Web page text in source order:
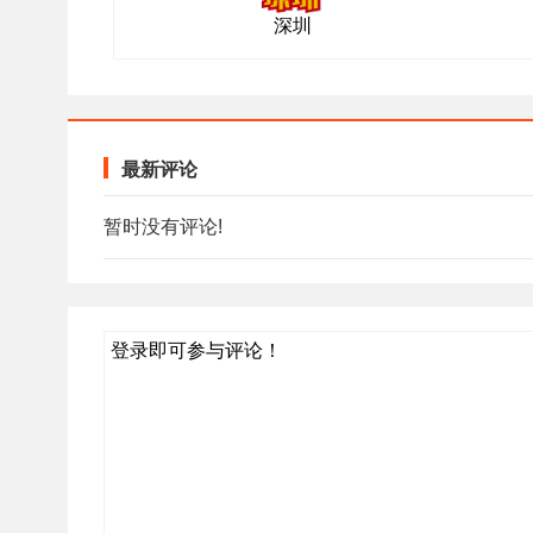
深圳
最新评论
暂时没有评论!
登录即可参与评论！